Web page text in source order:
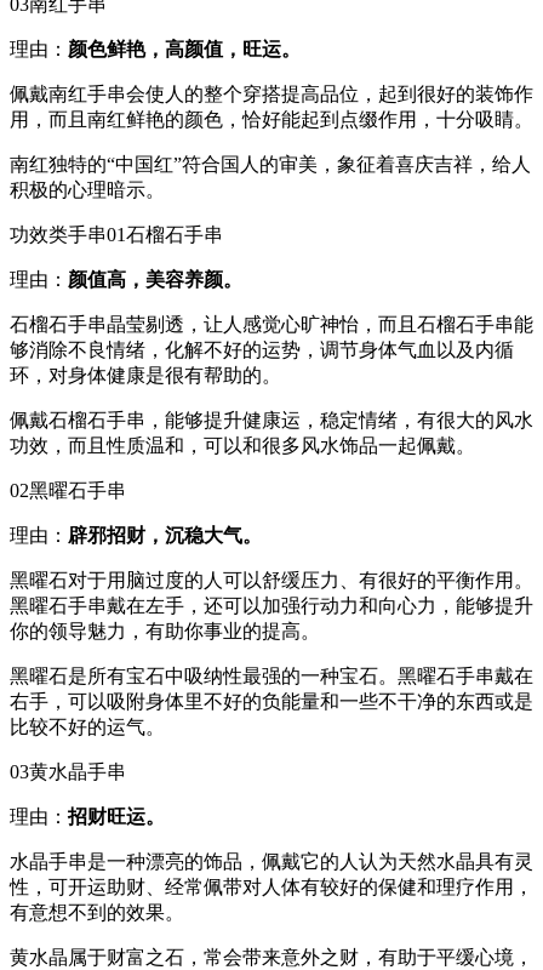
03南红手串
理由： 颜色鲜艳，高颜值，旺运。
佩戴南红手串会使人的整个穿搭提高品位，起到很好的装饰作
用，而且南红鲜艳的颜色，恰好能起到点缀作用，十分吸睛。
南红独特的“中国红”符合国人的审美，象征着喜庆吉祥，给人
积极的心理暗示。
功效类手串01石榴石手串
理由： 颜值高，美容养颜。
石榴石手串晶莹剔透，让人感觉心旷神怡，而且石榴石手串能
够消除不良情绪，化解不好的运势，调节身体气血以及内循
环，对身体健康是很有帮助的。
佩戴石榴石手串，能够提升健康运，稳定情绪，有很大的风水
功效，而且性质温和，可以和很多风水饰品一起佩戴。
02黑曜石手串
理由： 辟邪招财，沉稳大气。
黑曜石对于用脑过度的人可以舒缓压力、有很好的平衡作用。
黑曜石手串戴在左手，还可以加强行动力和向心力，能够提升
你的领导魅力，有助你事业的提高。
黑曜石是所有宝石中吸纳性最强的一种宝石。黑曜石手串戴在
右手，可以吸附身体里不好的负能量和一些不干净的东西或是
比较不好的运气。
03黄水晶手串
理由： 招财旺运。
水晶手串是一种漂亮的饰品，佩戴它的人认为天然水晶具有灵
性，可开运助财、经常佩带对人体有较好的保健和理疗作用，
有意想不到的效果。
黄水晶属于财富之石，常会带来意外之财，有助于平缓心境，